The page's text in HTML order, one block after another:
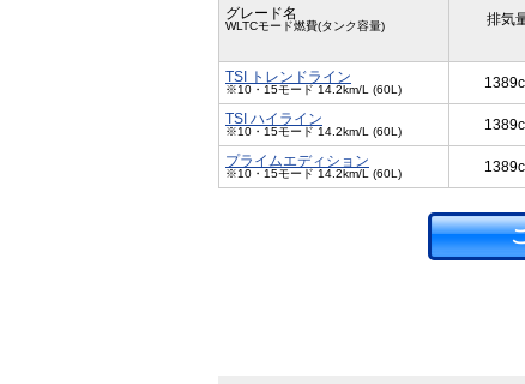
グレード名
WLTCモード燃費(タンク容量) 排気
TSI トレンドライン
※10・15モード 14.2km/L (60L)
TSI ハイライン
※10・15モード 14.2km/L (60L)
プライムエディション
※10・15モード 14.2km/L (60L)